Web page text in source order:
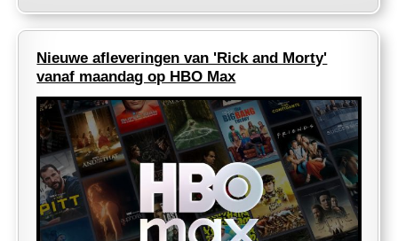
Nieuwe afleveringen van 'Rick and Morty'
vanaf maandag op HBO Max